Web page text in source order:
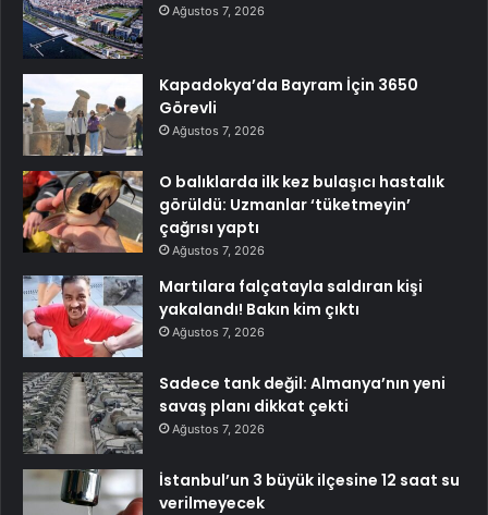
Ağustos 7, 2026
Kapadokya’da Bayram İçin 3650
Görevli
Ağustos 7, 2026
O balıklarda ilk kez bulaşıcı hastalık
görüldü: Uzmanlar ‘tüketmeyin’
çağrısı yaptı
Ağustos 7, 2026
Martılara falçatayla saldıran kişi
yakalandı! Bakın kim çıktı
Ağustos 7, 2026
Sadece tank değil: Almanya’nın yeni
savaş planı dikkat çekti
Ağustos 7, 2026
İstanbul’un 3 büyük ilçesine 12 saat su
verilmeyecek